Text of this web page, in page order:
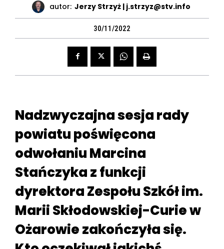
autor: Jerzy Strzyż | j.strzyz@stv.info
30/11/2022
Nadzwyczajna sesja rady
powiatu poświęcona
odwołaniu Marcina
Stańczyka z funkcji
dyrektora Zespołu Szkół im.
Marii Skłodowskiej-Curie w
Ożarowie zakończyła się.